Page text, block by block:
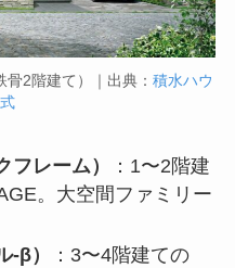
2階建て）｜出典： 積水ハウ
レーム）
：1〜2階建
。大空間ファミリー
-β）
：3〜4階建ての